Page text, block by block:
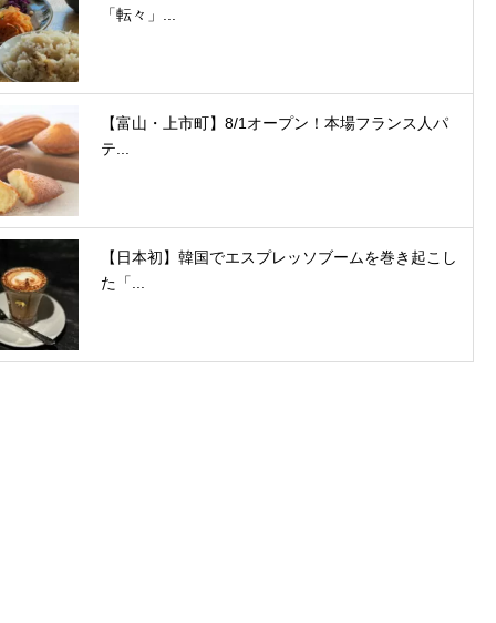
「転々」...
【富山・上市町】8/1オープン！本場フランス人パ
テ...
【日本初】韓国でエスプレッソブームを巻き起こし
た「...